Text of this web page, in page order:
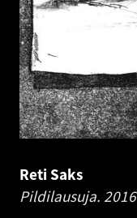
Reti Saks
Pildilausuja. 2016